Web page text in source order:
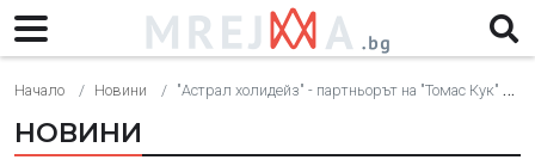
Начало Новини "Астрал холидейз" - партньорът на "Томас Кук" у нас, фалира
НОВИНИ